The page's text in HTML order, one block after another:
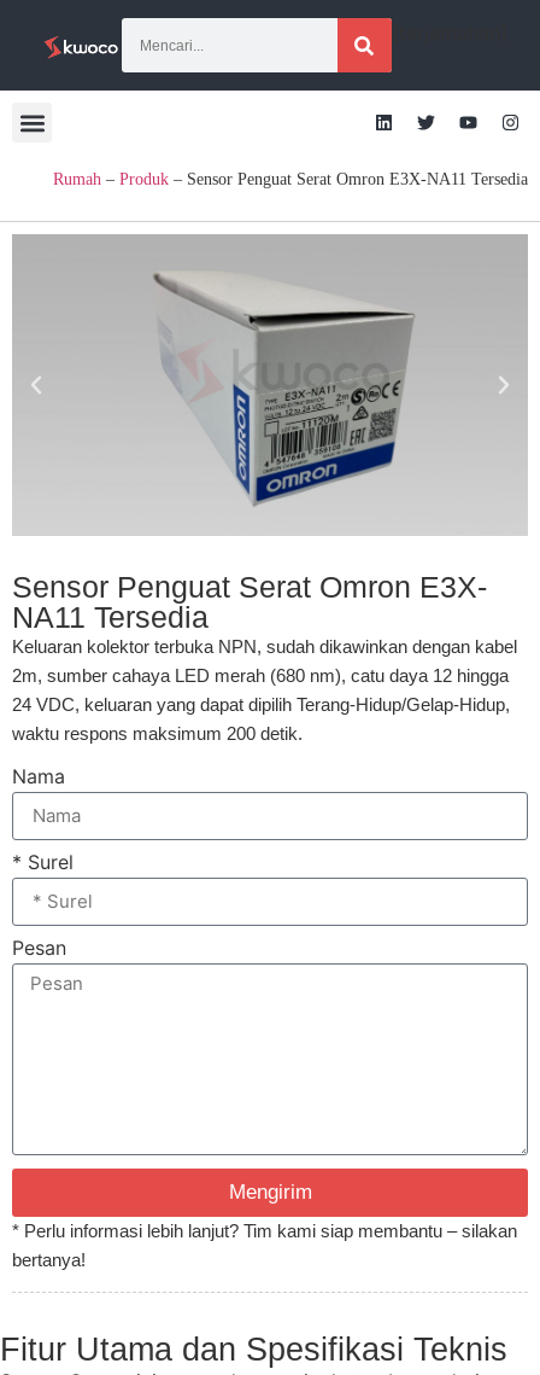
Rumah – Produk – Sensor Penguat Serat Omron E3X-NA11 Tersedia
Sensor Penguat Serat Omron E3X-
NA11 Tersedia
Keluaran kolektor terbuka NPN, sudah dikawinkan dengan kabel
2m, sumber cahaya LED merah (680 nm), catu daya 12 hingga
24 VDC, keluaran yang dapat dipilih Terang-Hidup/Gelap-Hidup,
waktu respons maksimum 200 detik.
Nama
* Surel
Pesan
Mengirim
* Perlu informasi lebih lanjut? Tim kami siap membantu – silakan
bertanya!
Fitur Utama dan Spesifikasi Teknis